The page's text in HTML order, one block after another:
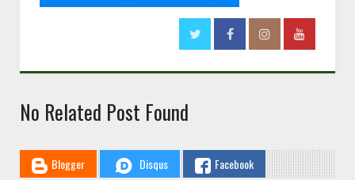
No Related Post Found
Blogger Disqus Facebook